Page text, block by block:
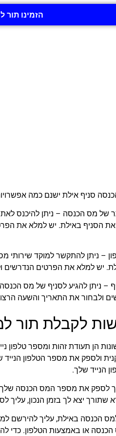
הזמינו
סניף אילת ישנם כמה
של מס הכנסה – ניתן להיכנס
את הסניף באילת. יש למלא את
יש למלא את הפרטים הנדרשים
– ניתן להגיע לסניף של מס
ולבחור את התאריך והשעה
לקבלת תור
הן תעודת זהות ומספר טלפון
ולספק את מספר הטלפון
הנייד שלך.
לספק את מספר המס הכנסה
שתורך יצא לך בזמן הנכון,
הכנסה באילת, עליך להירשם
או באמצעות הטלפון. כדי